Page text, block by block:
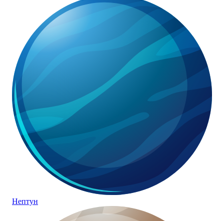
Нептун